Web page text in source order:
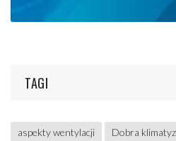
TAGI
aspekty wentylacji Dobra